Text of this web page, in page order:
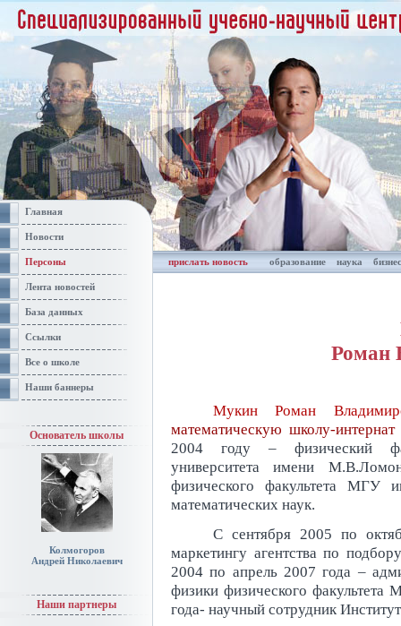
Главная
Новости
Персоны
Лента новостей
База данных
Ссылки
Все о школе
Наши баннеры
Основатель школы
Колмогоров
Андрей Николаевич
Наши партнеры
прислать новость образование наука бизнес
Роман
Мукин Роман
математическую школу-
2004 году – физический
университета имени
физического факультета МГУ
математических наук.
С сентября 2005 по
маркетингу агентства по
2004 по апрель 2007 года –
физики физического
года- научный сотрудник